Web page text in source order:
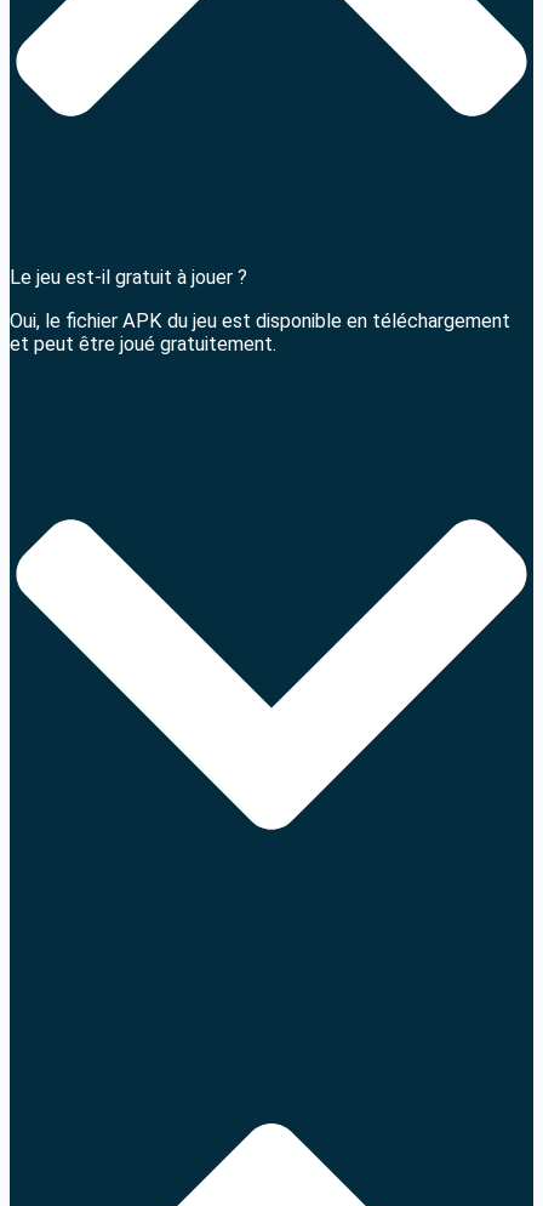
Le jeu est-il gratuit à jouer ?
Oui, le fichier APK du jeu est disponible en téléchargement
et peut être joué gratuitement.